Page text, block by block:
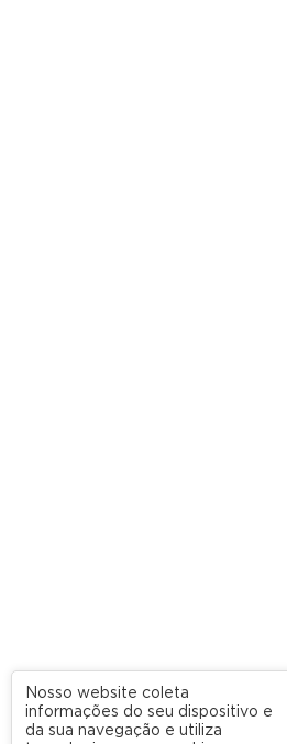
Nosso website coleta
informações do seu dispositivo e
da sua navegação e utiliza